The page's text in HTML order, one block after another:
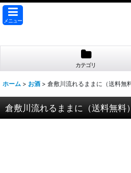
メニュー
カテゴリ
ホーム > お酒 > 倉敷川流れるままに（送料無
倉敷川流れるままに（送料無料